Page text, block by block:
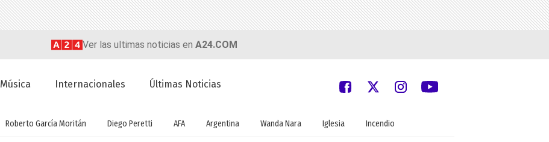
Ver las ultimas noticias en A24.COM
Música Internacionales Últimas Noticias
Roberto García Moritán Diego Peretti AFA Argentina Wanda Nara Iglesia Incendio